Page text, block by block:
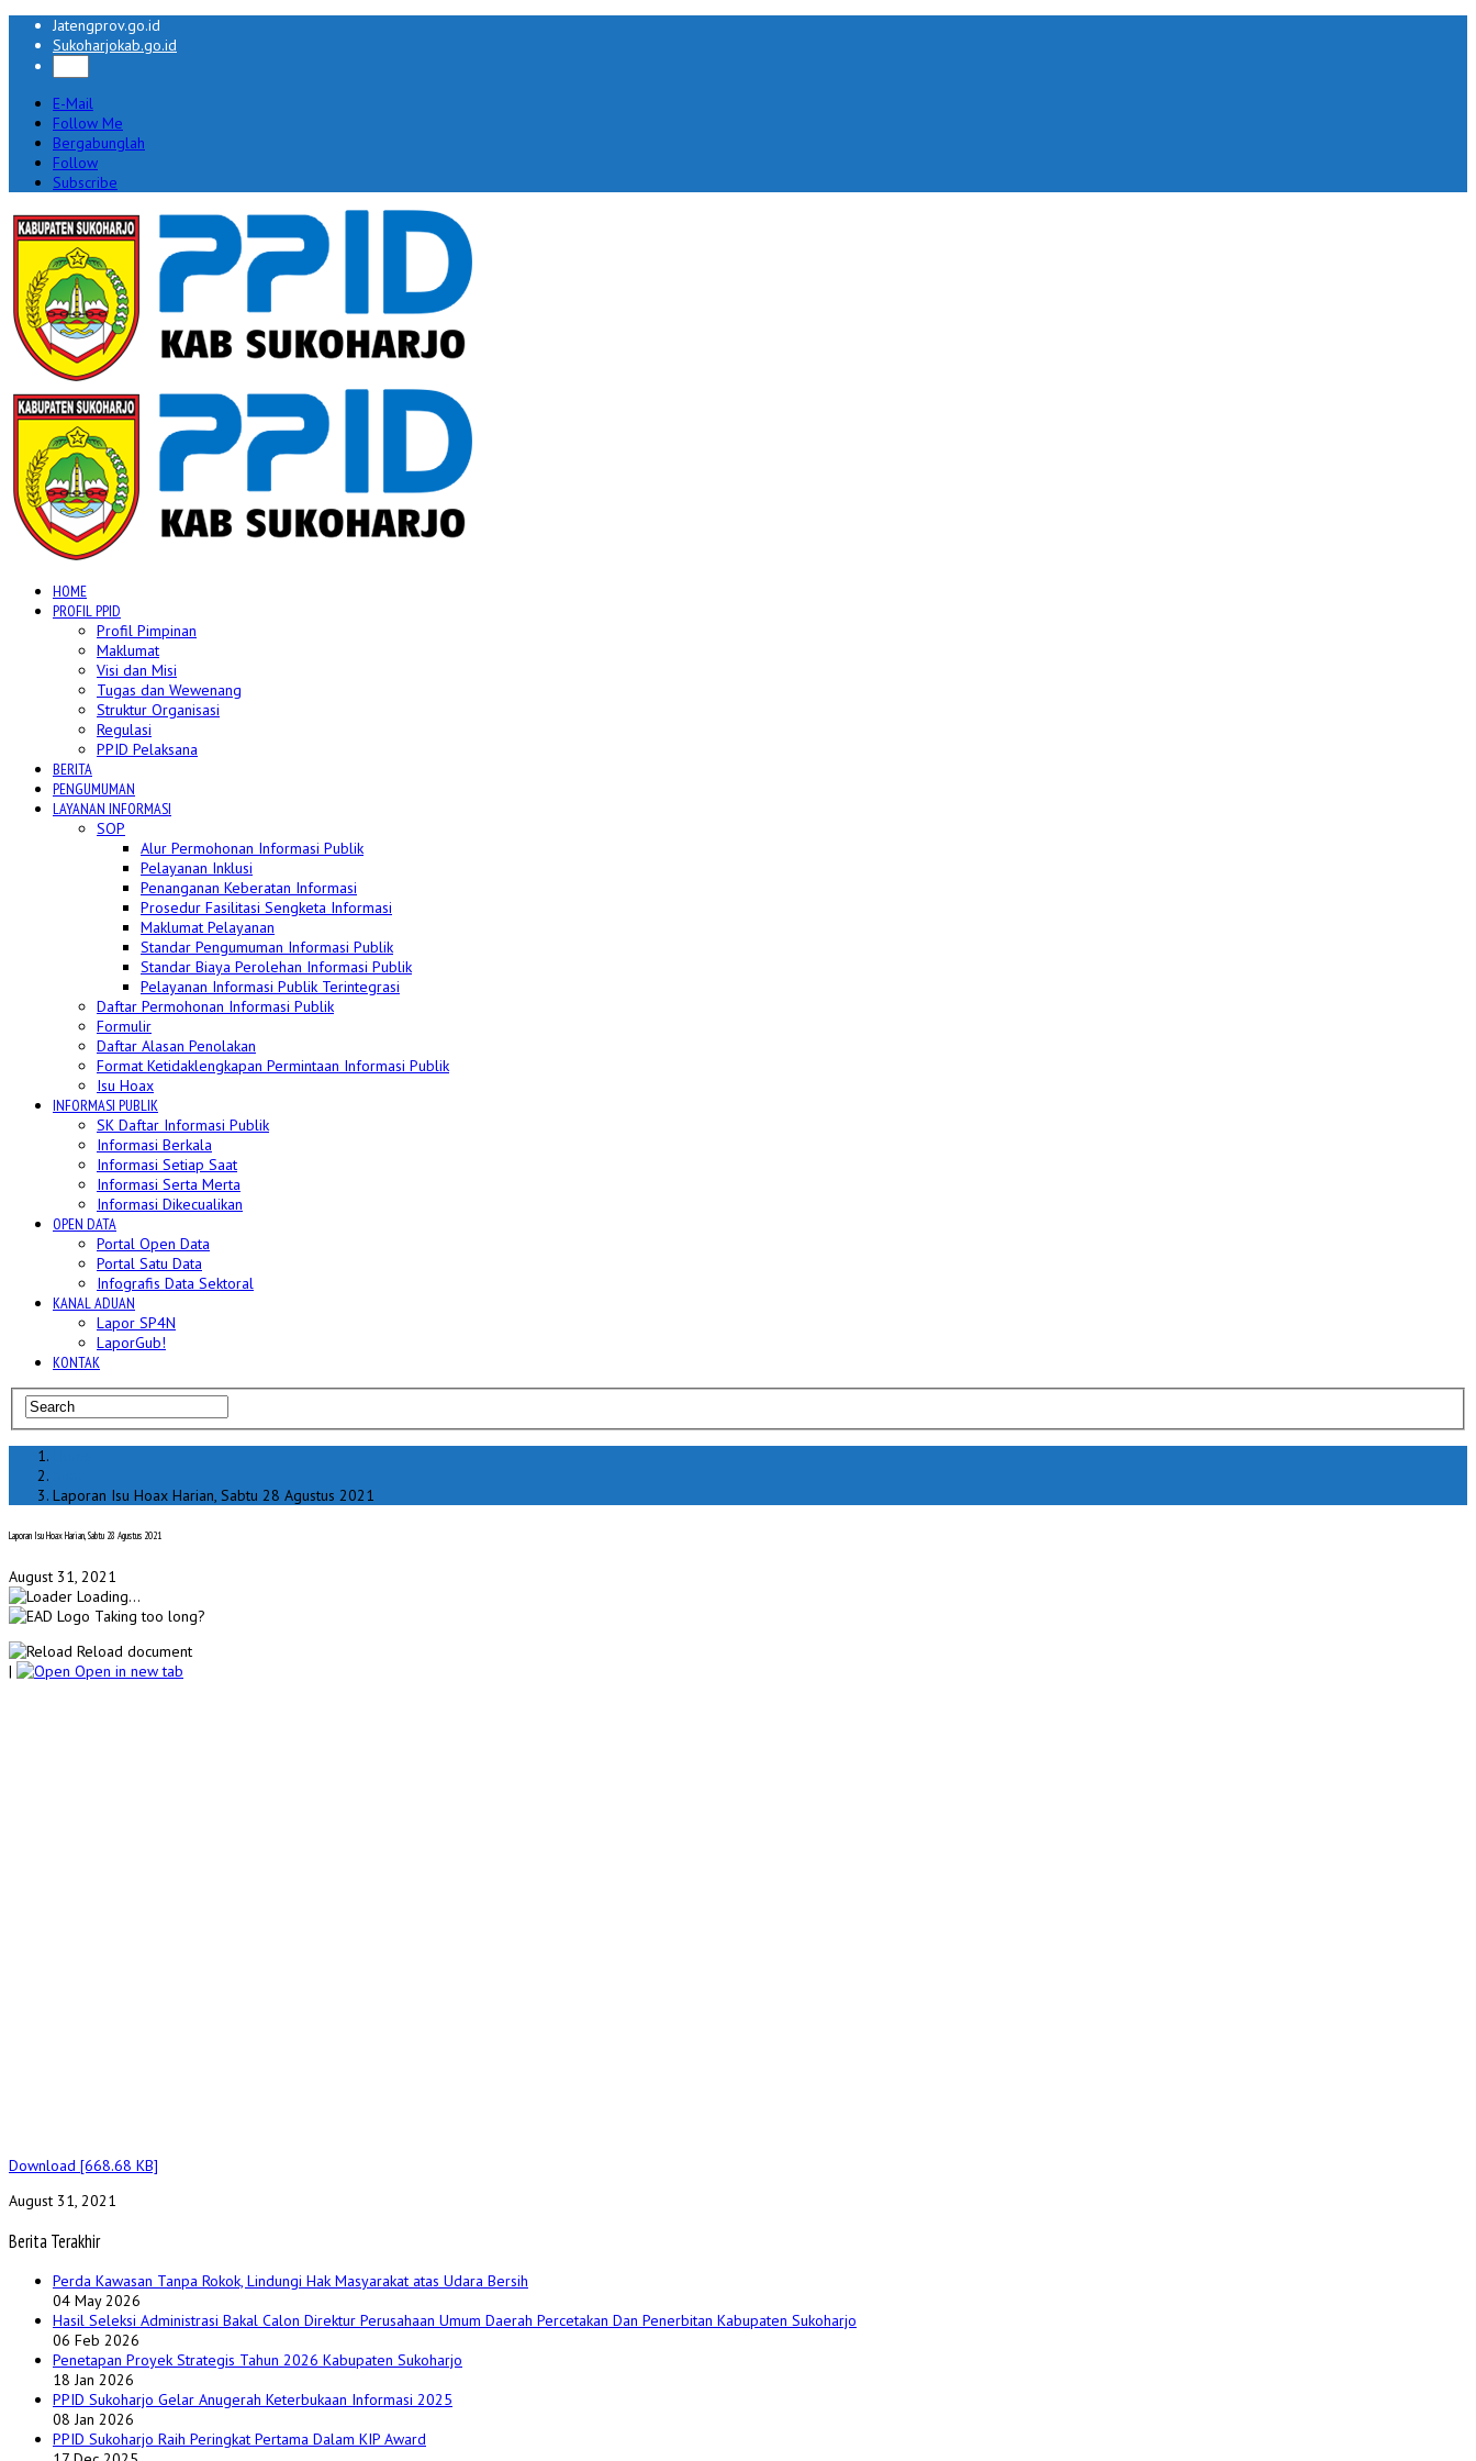
Jatengprov.go.id
Sukoharjokab.go.id
E-Mail
Follow Me
Bergabunglah
Follow
Subscribe
HOME
PROFIL PPID
Profil Pimpinan
Maklumat
Visi dan Misi
Tugas dan Wewenang
Struktur Organisasi
Regulasi
PPID Pelaksana
BERITA
PENGUMUMAN
LAYANAN INFORMASI
SOP
Alur Permohonan Informasi Publik
Pelayanan Inklusi
Penanganan Keberatan Informasi
Prosedur Fasilitasi Sengketa Informasi
Maklumat Pelayanan
Standar Pengumuman Informasi Publik
Standar Biaya Perolehan Informasi Publik
Pelayanan Informasi Publik Terintegrasi
Daftar Permohonan Informasi Publik
Formulir
Daftar Alasan Penolakan
Format Ketidaklengkapan Permintaan Informasi Publik
Isu Hoax
INFORMASI PUBLIK
SK Daftar Informasi Publik
Informasi Berkala
Informasi Setiap Saat
Informasi Serta Merta
Informasi Dikecualikan
OPEN DATA
Portal Open Data
Portal Satu Data
Infografis Data Sektoral
KANAL ADUAN
Lapor SP4N
LaporGub!
KONTAK
Laporan Isu Hoax Harian, Sabtu 28 Agustus 2021
Laporan Isu Hoax Harian, Sabtu 28 Agustus 2021
August 31, 2021
Loading...
Taking too long?
Reload document
|
Open in new tab
Download [668.68 KB]
August 31, 2021
Berita Terakhir
Perda Kawasan Tanpa Rokok, Lindungi Hak Masyarakat atas Udara Bersih
04 May 2026
Hasil Seleksi Administrasi Bakal Calon Direktur Perusahaan Umum Daerah Percetakan Dan Penerbitan Kabupaten Sukoharjo
06 Feb 2026
Penetapan Proyek Strategis Tahun 2026 Kabupaten Sukoharjo
18 Jan 2026
PPID Sukoharjo Gelar Anugerah Keterbukaan Informasi 2025
08 Jan 2026
PPID Sukoharjo Raih Peringkat Pertama Dalam KIP Award